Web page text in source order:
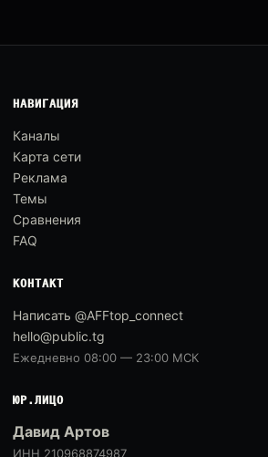
НАВИГАЦИЯ
Каналы
Карта сети
Реклама
Темы
Сравнения
FAQ
КОНТАКТ
Написать @AFFtop_connect
hello@public.tg
Ежедневно 08:00 — 23:00 МСК
ЮР.ЛИЦО
Давид Артов
ИНН 210968874987